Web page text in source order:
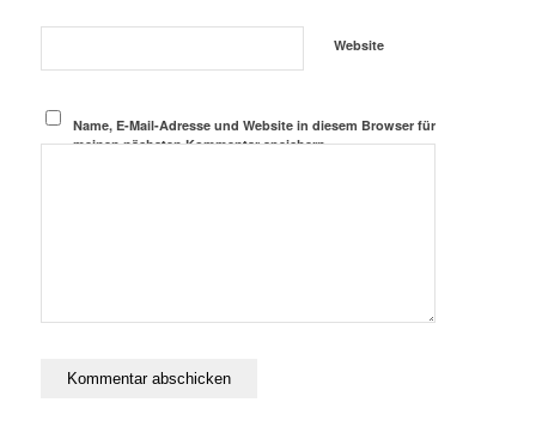
Website
Name, E-Mail-Adresse und Website in diesem Browser für
meinen nächsten Kommentar speichern.